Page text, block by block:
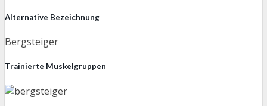
Alternative Bezeichnung
Bergsteiger
Trainierte Muskelgruppen